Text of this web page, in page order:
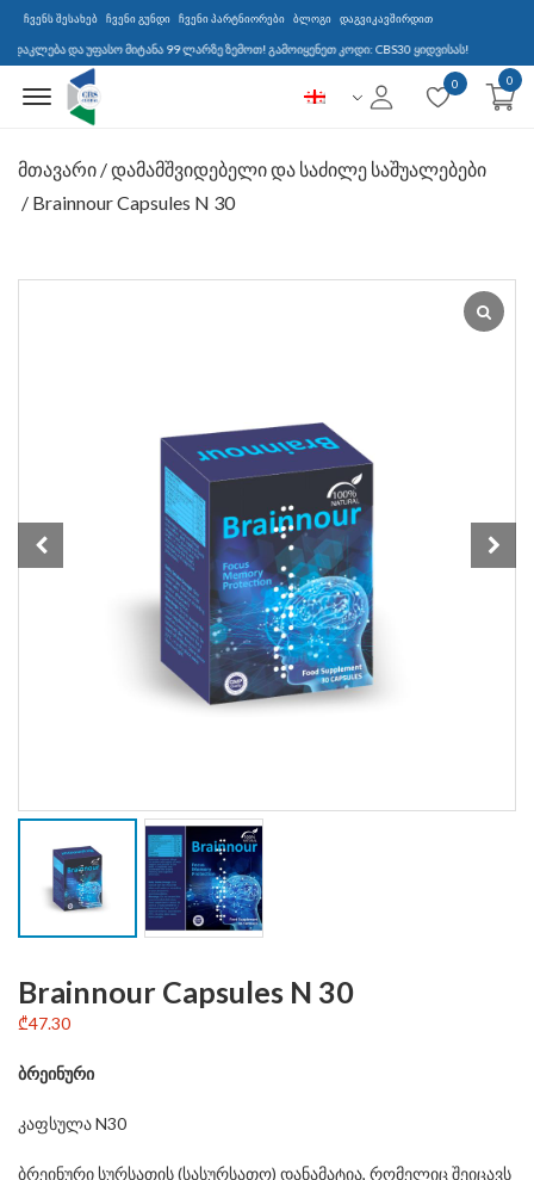
ჩვენს შესახებ ჩვენი გუნდი ჩვენი პარტნიორები ბლოგი დაგვიკავშირდით
და უფასო მიტანა 99 ლარზე ზემოთ! გამოიყენეთ კოდი: CBS30 ყიდვისას!
Menu Open 0 0
მთავარი /დამამშვიდებელი და საძილე საშუალებები
/ Brainnour Capsules N 30
Brainnour Capsules N 30
₾47.30
ბრეინური
კაფსულა N30
ბრეინური სურსათის (სასურსათო) დანამატია, რომელიც შეიცავს